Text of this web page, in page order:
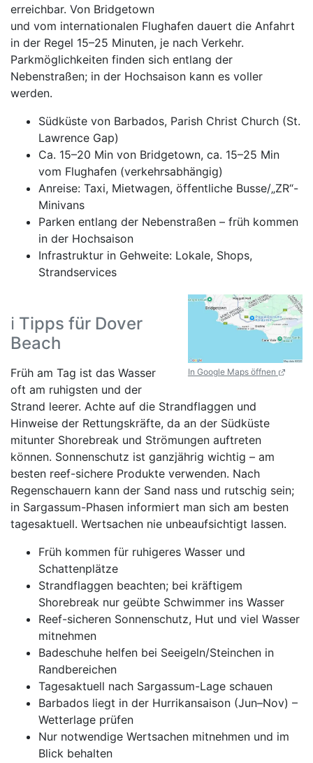
erreichbar. Von Bridgetown
und vom internationalen Flughafen dauert die Anfahrt
in der Regel 15–25 Minuten, je nach Verkehr.
Parkmöglichkeiten finden sich entlang der
Nebenstraßen; in der Hochsaison kann es voller
werden.
Südküste von Barbados, Parish Christ Church (St.
Lawrence Gap)
Ca. 15–20 Min von Bridgetown, ca. 15–25 Min
vom Flughafen (verkehrsabhängig)
Anreise: Taxi, Mietwagen, öffentliche Busse/„ZR“-
Minivans
Parken entlang der Nebenstraßen – früh kommen
in der Hochsaison
Infrastruktur in Gehweite: Lokale, Shops,
Strandservices
In Google Maps öffnen
ℹ️ Tipps für Dover
Beach
Früh am Tag ist das Wasser
oft am ruhigsten und der
Strand leerer. Achte auf die Strandflaggen und
Hinweise der Rettungskräfte, da an der Südküste
mitunter Shorebreak und Strömungen auftreten
können. Sonnenschutz ist ganzjährig wichtig – am
besten reef-sichere Produkte verwenden. Nach
Regenschauern kann der Sand nass und rutschig sein;
in Sargassum-Phasen informiert man sich am besten
tagesaktuell. Wertsachen nie unbeaufsichtigt lassen.
Früh kommen für ruhigeres Wasser und
Schattenplätze
Strandflaggen beachten; bei kräftigem
Shorebreak nur geübte Schwimmer ins Wasser
Reef-sicheren Sonnenschutz, Hut und viel Wasser
mitnehmen
Badeschuhe helfen bei Seeigeln/Steinchen in
Randbereichen
Tagesaktuell nach Sargassum-Lage schauen
Barbados liegt in der Hurrikansaison (Jun–Nov) –
Wetterlage prüfen
Nur notwendige Wertsachen mitnehmen und im
Blick behalten